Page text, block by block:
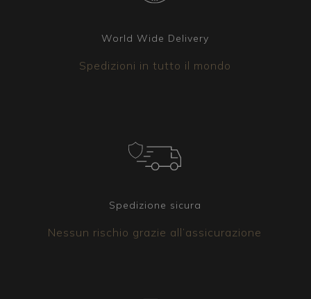
World Wide Delivery
Spedizioni in tutto il mondo
Spedizione sicura
Nessun rischio grazie all’assicurazione